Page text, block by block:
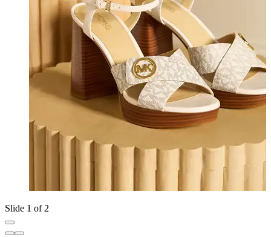
Slide 1 of 2